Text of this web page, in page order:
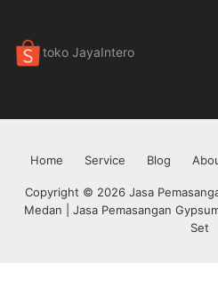
toko JayaIntero
Home Service Blog
Copyright © 2026 Jasa
Medan | Jasa Pemasangan
Set